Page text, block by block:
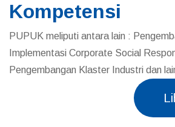
Kompetensi
PUPUK meliputi antara lain :
Implementasi Corporate Social
Pengembangan Klaster Industri dan